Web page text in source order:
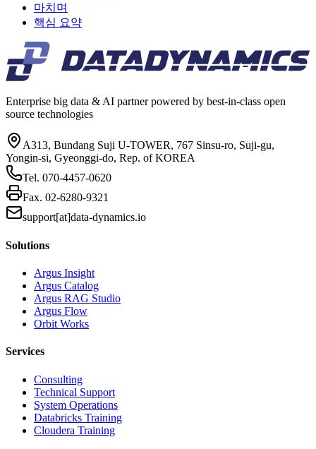
마치며
핵심 요약
Enterprise big data & AI partner powered by best-in-class open
source technologies
A313, Bundang Suji U-TOWER, 767 Sinsu-ro, Suji-gu,
Yongin-si, Gyeonggi-do, Rep. of KOREA
Tel. 070-4457-0620
Fax. 02-6280-9321
support[at]data-dynamics.io
Solutions
Argus Insight
Argus Catalog
Argus RAG Studio
Argus Flow
Orbit Works
Services
Consulting
Technical Support
System Operations
Databricks Training
Cloudera Training